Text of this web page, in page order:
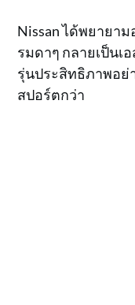
Nissan ได้พยายา
รมดาๆ กลายเป็นเ
รุ่นประสิทธิภาพอย่
สปอร์ตกว่า